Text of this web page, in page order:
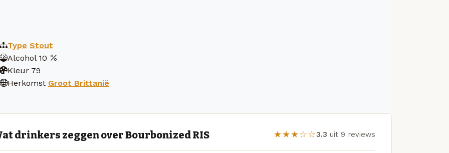
Type Stout
Alcohol 10
Kleur 79
Herkomst Groot Brittanië
drinkers zeggen over Bourbonized RIS ★★★☆☆3.3 uit 9 reviews